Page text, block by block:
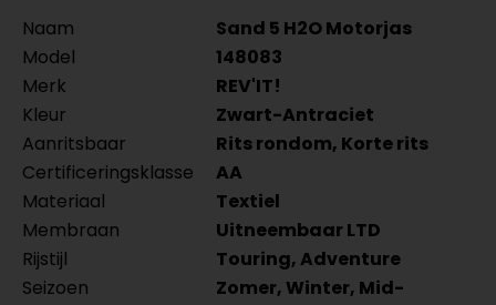
Naam
Sand 5 H2O Motorjas
Model
148083
Merk
REV'IT!
Kleur
Zwart-Antraciet
Aanritsbaar
Rits rondom, Korte rits
Certificeringsklasse
AA
Materiaal
Textiel
Membraan
Uitneembaar LTD
Rijstijl
Touring, Adventure
Seizoen
Zomer, Winter, Mid-